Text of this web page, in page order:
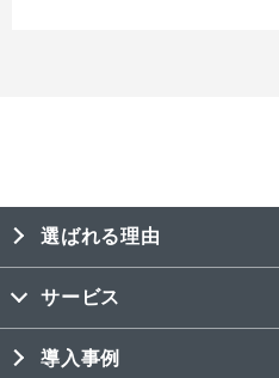
選ばれる理由
サービス
導入事例